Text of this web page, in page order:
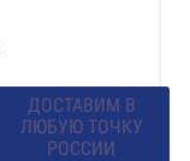
ВАША СКИДКА
3%
КОД 7PNT